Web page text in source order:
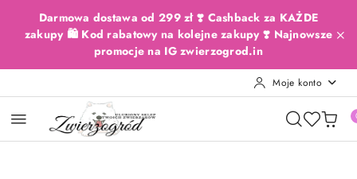
Przejdź do treści głównej
Przejdź do wyszukiwarki
Przejdź do moje konto
Przejdź do menu głównego
Przejdź do opisu produktu
Przejdź do stopki
Darmowa dostawa od 299 zł ❣️ Cashback za KAŻDE
zakupy 🛍️ Kod rabatowy na kolejne zakupy ❣️ Najnowsze
promocje na IG zwierzogrod.in
Moje konto